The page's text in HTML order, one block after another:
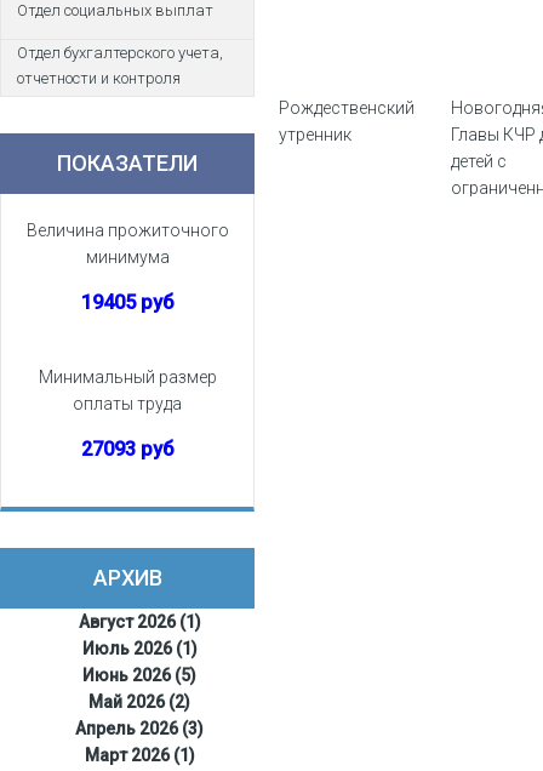
Отдел социальных выплат
Отдел бухгалтерского учета,
отчетности и контроля
ПОКАЗАТЕЛИ
Величина прожиточного
минимума
19405 руб
Минимальный размер
оплаты труда
27093 руб
АРХИВ
Август 2026 (1)
Июль 2026 (1)
Июнь 2026 (5)
Май 2026 (2)
Апрель 2026 (3)
Март 2026 (1)
Рождественский
утренник
Главы КЧР
детей с